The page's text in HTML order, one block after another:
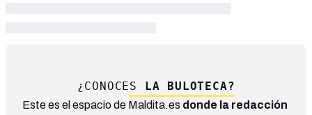
¿CONOCES LA BULOTECA?
Este es el espacio de Maldita.es donde la redacción